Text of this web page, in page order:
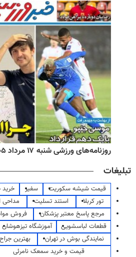
روزنامه‌های ورزشی شنبه ۱۷ مرداد ۱۴۰۵
تبلیغات
قیمت شیشه سکوریت سفیر
تور کربلا
استند تسلیت مداحی
مرجع پاسخ معتبر پزشکان
فروش
قطعات لباسشویی
آموزشگاه تیزهوشان
نمایندگی بوش در تهران
بهترین
قیمت و خرید سمعک نامرئی